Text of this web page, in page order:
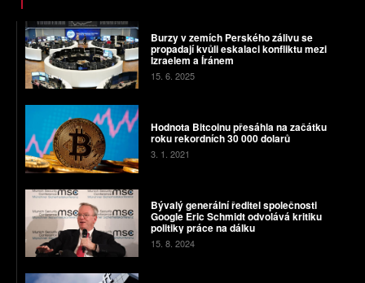
Burzy v zemích Perského zálivu se
propadají kvůli eskalaci konfliktu mezi
Izraelem a Íránem
15. 6. 2025
Hodnota Bitcoinu přesáhla na začátku
roku rekordních 30 000 dolarů
3. 1. 2021
Bývalý generální ředitel společnosti
Google Eric Schmidt odvolává kritiku
politiky práce na dálku
15. 8. 2024